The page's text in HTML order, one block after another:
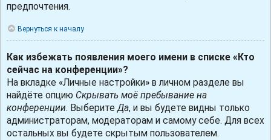
предпочтения.
Вернуться к началу
Как избежать появления моего имени в списке «Кто
сейчас на конференции»?
На вкладке «Личные настройки» в личном разделе вы
найдёте опцию Скрывать моё пребывание на
конференции. ВыберитеДа, и вы будете видны только
администраторам, модераторам и самому себе. Для всех
остальных вы будете скрытым пользователем.